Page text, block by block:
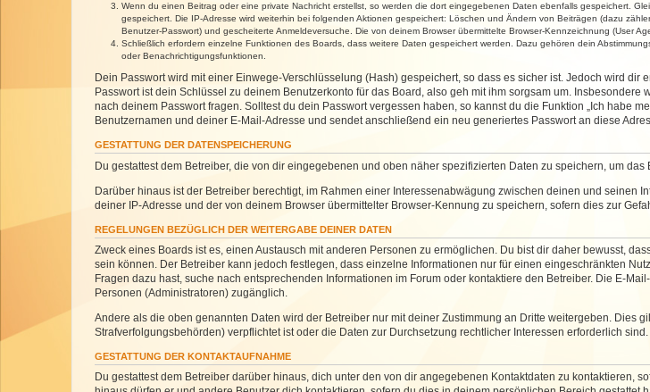
Wenn du einen Beitrag oder eine private Nachricht erstellst, so werden die dort eingegebenen Daten ebenfalls gespeichert.
gespeichert. Die IP-Adresse wird weiterhin bei folgenden Aktionen gespeichert: Löschen und Ändern von Beiträgen (dazu
Benutzer-Passwort) und gescheiterte Anmeldeversuche. Die von deinem Browser übermittelte Browser-Kennzeichnung (User
Schließlich erfordern einzelne Funktionen des Boards, dass weitere Daten gespeichert werden. Dazu gehören dein
oder Benachrichtigungsfunktionen.
Dein Passwort wird mit einer Einwege-Verschlüsselung (Hash) gespeichert, so dass es sicher ist. Jedoch wird
Passwort ist dein Schlüssel zu deinem Benutzerkonto für das Board, also geh mit ihm sorgsam um.
nach deinem Passwort fragen. Solltest du dein Passwort vergessen haben, so kannst du die Funktion „Ich habe
Benutzernamen und deiner E-Mail-Adresse und sendet anschließend ein neu generiertes Passwort an diese
GESTATTUNG DER DATENSPEICHERUNG
Du gestattest dem Betreiber, die von dir eingegebenen und oben näher spezifizierten Daten zu speichern, um das
Darüber hinaus ist der Betreiber berechtigt, im Rahmen einer Interessenabwägung zwischen deinen und seinen
deiner IP-Adresse und der von deinem Browser übermittelter Browser-Kennung zu speichern, sofern dies zur
REGELUNGEN BEZÜGLICH DER WEITERGABE DEINER DATEN
Zweck eines Boards ist es, einen Austausch mit anderen Personen zu ermöglichen. Du bist dir daher bewusst,
sein können. Der Betreiber kann jedoch festlegen, dass einzelne Informationen nur für einen eingeschränkten
Fragen dazu hast, suche nach entsprechenden Informationen im Forum oder kontaktiere den Betreiber. Die E-
Personen (Administratoren) zugänglich.
Andere als die oben genannten Daten wird der Betreiber nur mit deiner Zustimmung an Dritte weitergeben. Dies
Strafverfolgungsbehörden) verpflichtet ist oder die Daten zur Durchsetzung rechtlicher Interessen erforderlich sind.
GESTATTUNG DER KONTAKTAUFNAHME
Du gestattest dem Betreiber darüber hinaus, dich unter den von dir angegebenen Kontaktdaten zu kontaktieren,